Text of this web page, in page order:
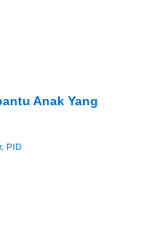
Anak Yang
, PID